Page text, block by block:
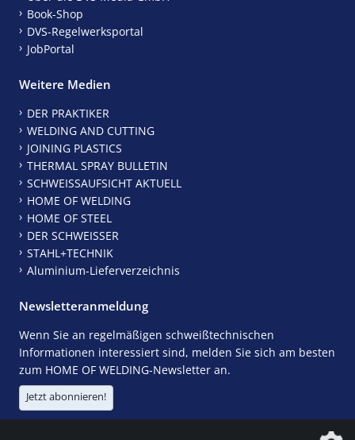
Book-Shop
DVS-Regelwerksportal
JobPortal
Weitere Medien
DER PRAKTIKER
WELDING AND CUTTING
JOINING PLASTICS
THERMAL SPRAY BULLETIN
SCHWEISSAUFSICHT AKTUELL
HOME OF WELDING
HOME OF STEEL
DER SCHWEISSER
STAHL+TECHNIK
Aluminium-Lieferverzeichnis
Newsletteranmeldung
Wenn Sie an regelmäßigen schweißtechnischen
Informationen interessiert sind, melden Sie sich am besten
zum HOME OF WELDING-Newsletter an.
Jetzt abonnieren!